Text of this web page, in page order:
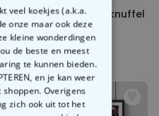
Verwarmbare lama knuffel
€ 24,99
42
veel koekjes (a.k.a.
onze maar ook deze
kleine wonderdingen
de beste en meest
te kunnen bieden.
en je kan weer
Overigens
zich ook uit tot het